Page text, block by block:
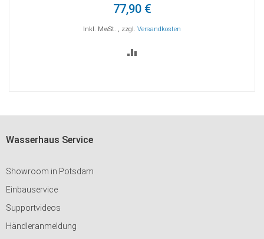
45,90 €
Inkl. MwSt. ,zzgl.Versandkosten
Wasserhaus Service
Showroom in Potsdam
Einbauservice
Supportvideos
Händleranmeldung